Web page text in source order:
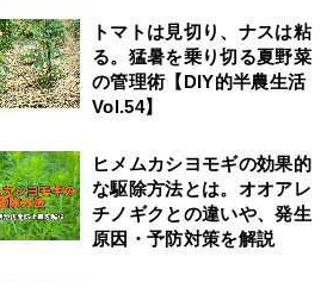
トマトは見切り、ナスは粘
る。猛暑を乗り切る夏野菜
の管理術【DIY的半農生活
Vol.54】
ヒメムカシヨモギの効果的
な駆除方法とは。オオアレ
チノギクとの違いや、発生
原因・予防対策を解説